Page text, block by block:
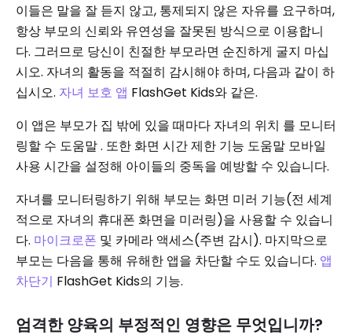
이들은 말을 잘 듣지 않고, 통제되지 않은 자유를 요구하며,
항상 부모의 신뢰와 유연성을 잘못된 방식으로 이용합니
다. 그러므로 당신이 친절한 부모라면 순진하게 굴지 마십
시오. 자녀의 활동을 적절히 감시해야 하며, 다음과 같이 하
십시오. 자녀 보호 앱 FlashGet Kids와 같은.
이 앱은 부모가 집 밖에 있을 때마다 자녀의 위치 를 ​​모니터
링할 수 도움말 . 또한 화면 시간 제한 기능 도움말 모바일
사용 시간을 설정해 아이들의 중독을 예방할 수 있습니다.
자녀를 모니터링하기 위해 부모는 화면 미러 기능(전 세계
적으로 자녀의 휴대폰 화면을 미러링)을 사용할 수 있습니
다. 마이크로폰 및 카메라 액세스(주변 감시). 마지막으로
부모는 다음을 통해 유해한 앱을 차단할 수도 있습니다. 앱
차단기 FlashGet Kids의 기능.
엄격한 양육의 부정적인 영향은 무엇입니까?